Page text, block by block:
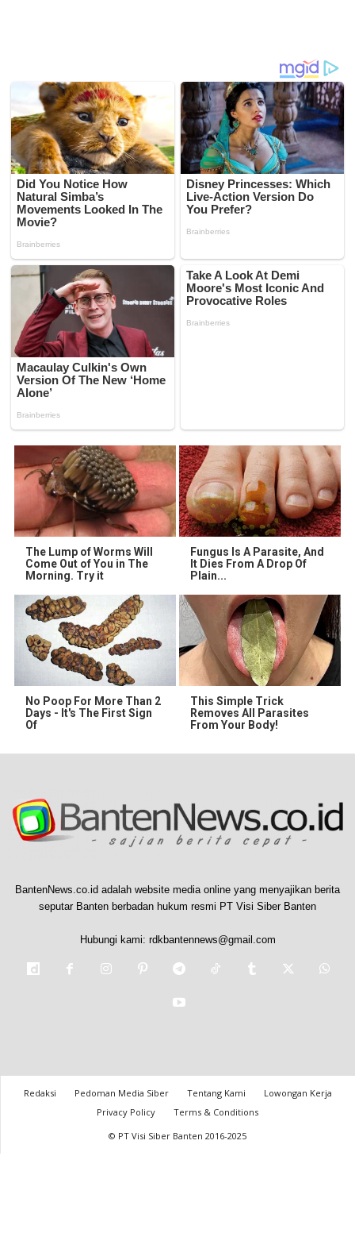
The Lump of Worms Will
Come Out of You in The
Morning. Try it
Fungus Is A Parasite, And
It Dies From A Drop Of
Plain...
No Poop For More Than 2
Days - It's The First Sign
Of
This Simple Trick
Removes All Parasites
From Your Body!
BantenNews.co.id adalah website media online yang menyajikan berita
seputar Banten berbadan hukum resmi PT Visi Siber Banten
Hubungi kami: rdkbantennews@gmail.com
Redaksi Pedoman Media Siber Tentang Kami
Lowongan Kerja
Privacy Policy
Terms & Conditions
© PT Visi Siber Banten 2016-2025